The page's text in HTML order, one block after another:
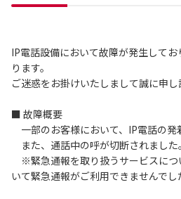
IP電話設備において故障が発生して
ります。
ご迷惑をお掛けいたしまして誠に申し
■ 故障概要
一部のお客様において、IP電話の発
また、通話中の呼が切断されました。
※緊急通報を取り扱うサービスにつ
いて緊急通報がご利用できませんでし